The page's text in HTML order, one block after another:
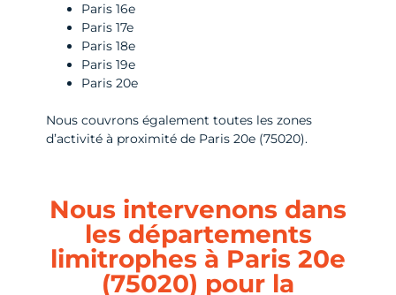
Paris 16e
Paris 17e
Paris 18e
Paris 19e
Paris 20e
Nous couvrons également toutes les zones
d’activité à proximité de Paris 20e (75020).
Nous intervenons dans
les départements
limitrophes à Paris 20e
(75020) pour la